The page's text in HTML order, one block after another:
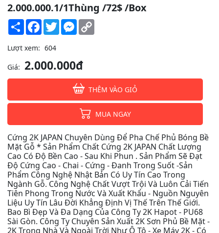
2.000.000.1/1Thùng /72$ /Box
Share Facebook
TwitterMessenger
Lượt xem: 604
Giá: 2.000.000đ
THÊM VÀO GIỎ
MUA NGAY
Cứng 2K JAPAN Chuyên Dùng Để Pha Chế Phủ Bóng Bề
Mặt Gỗ * Sản Phẩm Chất Cứng 2K JAPAN Chất Lượng
Cao Có Độ Bền Cao - Sau Khi Phun . Sản Phẩm Sẽ Đạt
Độ Cứng Cao - Chai - Cứng - Đanh Trong Suốt -Sản
Phẩm Công Nghệ Nhật Bản Có Uy Tín Cao Trong
Ngành Gỗ. Công Nghệ Chất Vượt Trội Và Luôn Cải Tiến
Tiên Phong Trong Nước Và Xuất Khẩu - Nguồn Nguyên
Liệu Uy Tín Lâu Đời Khẳng Định Vị Thế Trên Thế Giới.
Bao Bì Đẹp Và Đa Dạng Của Công Ty 2K Hapot - PU68
Sài Gòn. Công Ty Chuyên Sản Xuất 2K Sơn Phủ Bề Mặt -
2K Trong Nhà Và Ngoài Trời Như Ô Tô - Xe Máy 2K - Có